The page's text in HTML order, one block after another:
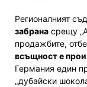
Регионалният
забрана срещу
продажбите,
всъщност е
Германия един
„дубайски